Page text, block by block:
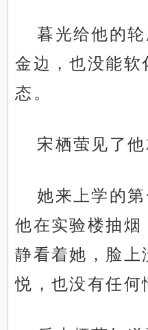
暮光给他的
金边，也没能软
态。
宋栖萤见了他
她来上学的
他在实验楼抽烟
静看着她，脸上
悦，也没有任何